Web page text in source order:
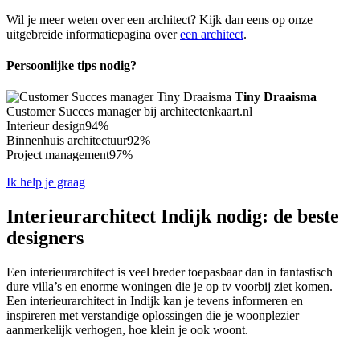
Wil je meer weten over een architect? Kijk dan eens op onze
uitgebreide informatiepagina overeen architect.
Persoonlijke tips nodig?
Tiny Draaisma
Customer Succes manager bij architectenkaart.nl
Interieur design94%
Binnenhuis architectuur92%
Project management97%
Ik help je graag
Interieurarchitect Indijk nodig: de beste
designers
Een interieurarchitect is veel breder toepasbaar dan in fantastisch
dure villa’s en enorme woningen die je op tv voorbij ziet komen.
Een interieurarchitect in Indijk kan je tevens informeren en
inspireren met verstandige oplossingen die je woonplezier
aanmerkelijk verhogen, hoe klein je ook woont.